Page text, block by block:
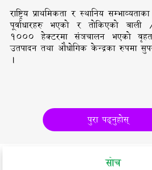
राष्ट्रिय प्राथमिकता र स्थानिय
पूर्वाधारहरु भएको र तोकिएको
१००० हेक्टरमा संञचालन भएको
उतपादन तथा औधोगिक केन्द्रका रुपमा
।
पुरा
सोच